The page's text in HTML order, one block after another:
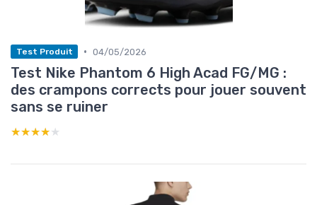
Test Produit • 04/05/2026
Test Nike Phantom 6 High Acad FG/MG :
des crampons corrects pour jouer souvent
sans se ruiner
★★★★★
★★★★★